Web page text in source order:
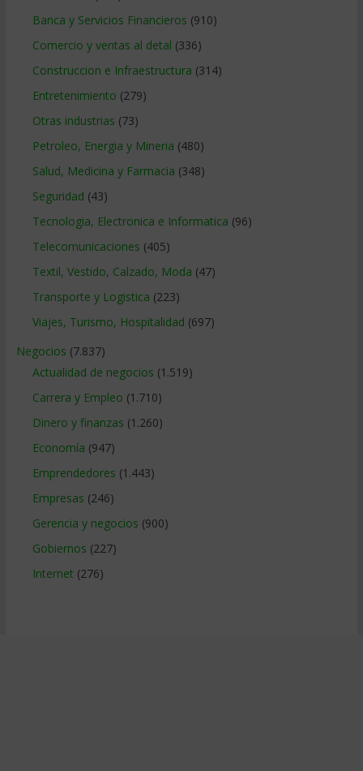
Banca y Servicios Financieros (910)
Comercio y ventas al detal (336)
Construccion e Infraestructura (314)
Entretenimiento (279)
Otras industrias (73)
Petroleo, Energia y Mineria (480)
Salud, Medicina y Farmacia (348)
Seguridad (43)
Tecnologia, Electronica e Informatica (96)
Telecomunicaciones (405)
Textil, Vestido, Calzado, Moda (47)
Transporte y Logistica (223)
Viajes, Turismo, Hospitalidad (697)
Negocios (7.837)
Actualidad de negocios (1.519)
Carrera y Empleo (1.710)
Dinero y finanzas (1.260)
Economía (947)
Emprendedores (1.443)
Empresas (246)
Gerencia y negocios (900)
Gobiernos (227)
Internet (276)